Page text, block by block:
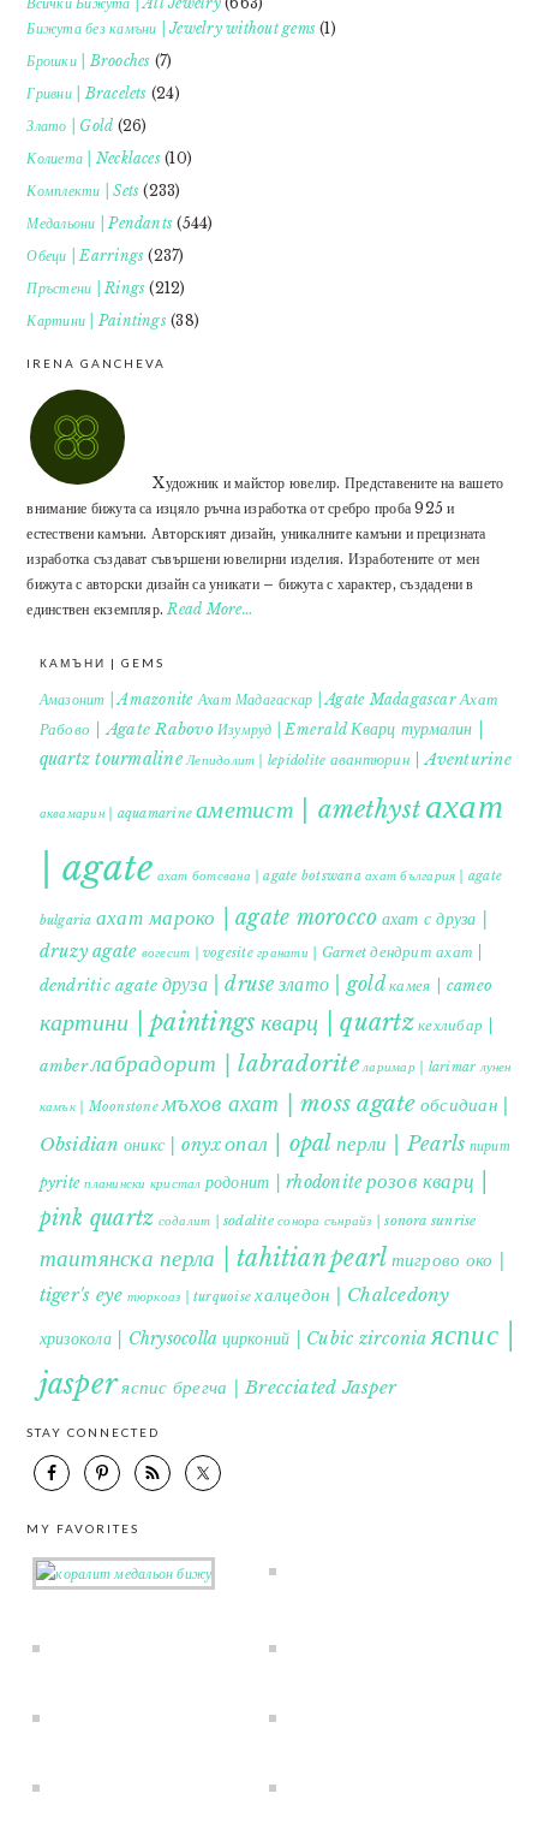
Бижута без камъни | Jewelry without gems (1)
Брошки | Brooches (7)
Гривни | Bracelets (24)
Злато | Gold (26)
Колиета | Necklaces(10)
Комплекти | Sets (233)
Медальони | Pendants (544)
Обеци | Earrings (237)
Пръстени | Rings (212)
Картини | Paintings(38)
IRENA GANCHEVA
Xудожник и майстор ювелир. Представените на вашето
внимание бижута са изцяло ръчна изработка от сребро проба 925 и
естествени камъни. Авторският дизайн, уникалните камъни и прецизната
изработка създават съвършени ювелирни изделия. Изработените от мен
бижута с авторски дизайн са уникати – бижута с характер, създадени в
единствен екземпляр.Read More…
КАМЪНИ | GEMS
Амазонит | Amazonite Ахат Мадагаскар | Agate Madagascar Ахат
Рабово | Agate Rabovo Изумруд | Emerald Кварц турмалин |
quartz tourmaline Лепидолит | lepidolite авантюрин | Aventurine
аквамарин | aquamarine аметист | amethystахат
| agate ахат ботсвана | agate botswana ахат българия | agate
bulgaria ахат мароко | agate morocco ахат с друза |
druzy agate вогесит | vogesite гранати | Garnet дендрит ахат |
dendritic agate друза | druse злато | gold камея | cameo
картини | paintings кварц | quartzкехлибар |
amberлабрадорит | labradorite ларимар | larimar лунен
камък | Moonstone мъхов ахат | moss agate обсидиан |
Obsidian оникс | onyxопал | opal перли | Pearls пирит |
pyrite планински кристал родонит | rhodonite розов кварц |
pink quartz содалит | sodalite сонора сънрайз | sonora sunrise
таитянска перла | tahitian pearl тигрово око |
tiger's eye тюркоаз | turquoise халцедон | Chalcedony
хризокола | Chrysocolla цирконий | Cubic zirconia яспис |
jasperяспис брегча | Brecciated Jasper
STAY CONNECTED
MY FAVORITES